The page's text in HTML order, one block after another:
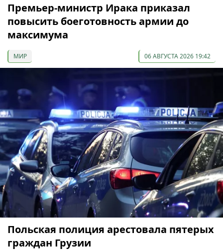
Премьер-министр Ирака приказал
повысить боеготовность армии до
максимума
МИР 06 АВГУСТА 2026 19:42
Польская полиция арестовала пятерых
граждан Грузии